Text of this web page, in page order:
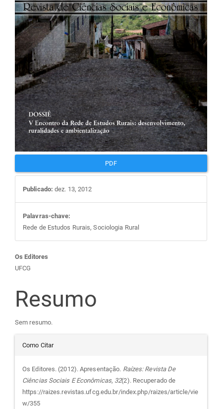
artigos
PDF
Publicado: dez. 13, 2012
Palavras-chave:
Rede de Estudos Rurais, Sociologia Rural
Conteúdo
do
artigo
principal
Os Editores
UFCG
Resumo
Sem resumo.
Detalhes
do
artigo
Como Citar
Os Editores. (2012). Apresentação. Raízes: Revista De
Ciências Sociais E Econômicas, 32(2). Recuperado de
https://raizes.revistas.ufcg.edu.br/index.php/raizes/article/vie
w/355